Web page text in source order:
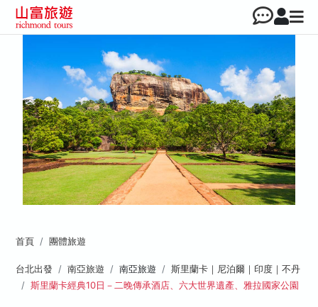
首頁 團體旅遊
台北出發 南亞旅遊 南亞旅遊
斯里蘭卡｜尼泊爾｜印度｜不丹
斯里蘭卡經典10日－二晚傳承酒店、六大世界遺產、雅拉國家公園